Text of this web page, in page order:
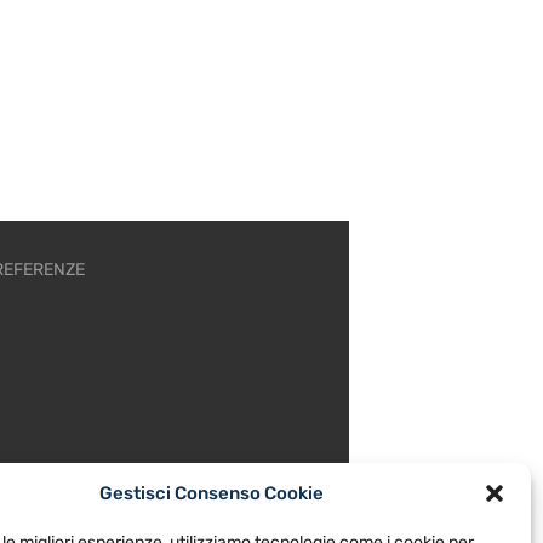
Gestisci Consenso Cookie